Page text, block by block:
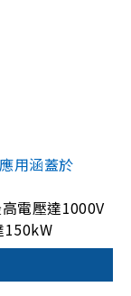
用涵蓋於
電壓達1000V
150kW